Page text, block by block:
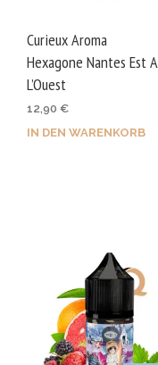
Curieux Aroma
Hexagone Nantes Est A
L’Ouest
12,90 €
IN DEN WARENKORB